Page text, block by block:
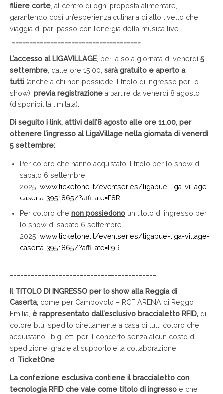
filiere corte, al centro di ogni proposta alimentare,
garantendo così un’esperienza culinaria di alto livello che
viaggia di pari passo con l’energia della musica live.
_____________________________________
L’accesso al LIGAVILLAGE, per la sola giornata di venerdì 5
settembre , dalle ore 15.00, sarà gratuito e aperto a
tutti (anche a chi non possiede il titolo di ingresso per lo
show), previa registrazione a partire da venerdì 8 agosto
(disponibilità limitata).
Di seguito i link, attivi dall’8 agosto alle ore 11.00, per
ottenere l’ingresso al LigaVillage nella giornata di venerdì
5 settembre:
Per coloro che hanno acquistato il titolo per lo show di
sabato 6 settembre
2025: www.ticketone.it/eventseries/ligabue-liga-village-
caserta-3951865/?affiliate=P8R
Per coloro che non possiedono un titolo di ingresso per
lo show di sabato 6 settembre
2025: www.ticketone.it/eventseries/ligabue-liga-village-
caserta-3951865/?affiliate=P9R.
Il TITOLO DI INGRESSO per lo show alla Reggia di
Caserta, come per Campovolo – RCF ARENA di Reggo
Emilia, è rappresentato dall’esclusivo braccialetto RFID, di
colore blu, spedito direttamente a casa di tutti coloro che
acquistano i biglietti per il concerto senza alcun costo di
spedizione, grazie al supporto e la collaborazione
di TicketOne
La confezione esclusiva contiene il braccialetto con
tecnologia RFID che vale come titolo di ingresso e che